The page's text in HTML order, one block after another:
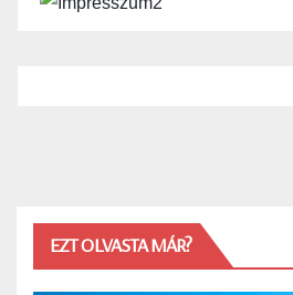
EZT OLVASTA MÁR?